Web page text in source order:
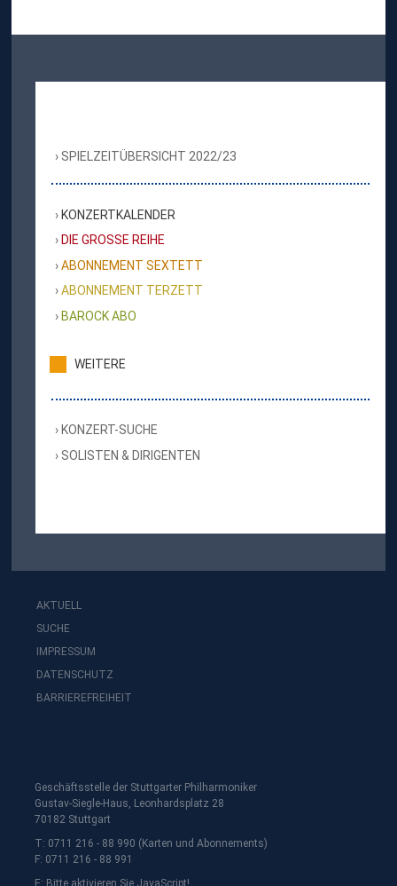
SPIELZEITÜBERSICHT 2022/23
KONZERTKALENDER
DIE GROSSE REIHE
ABONNEMENT SEXTETT
ABONNEMENT TERZETT
BAROCK ABO
WEITERE
KONZERT-SUCHE
SOLISTEN & DIRIGENTEN
AKTUELL
SUCHE
IMPRESSUM
DATENSCHUTZ
BARRIEREFREIHEIT
Geschäftsstelle der Stuttgarter Philharmoniker
Gustav-Siegle-Haus, Leonhardsplatz 28
70182 Stuttgart
T: 0711 216 - 88 990 (Karten und Abonnements)
F: 0711 216 - 88 991
E: Bitte aktivieren Sie JavaScript!